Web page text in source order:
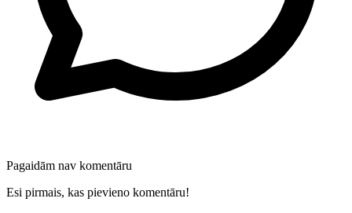
Pagaidām nav komentāru
Esi pirmais, kas pievieno komentāru!